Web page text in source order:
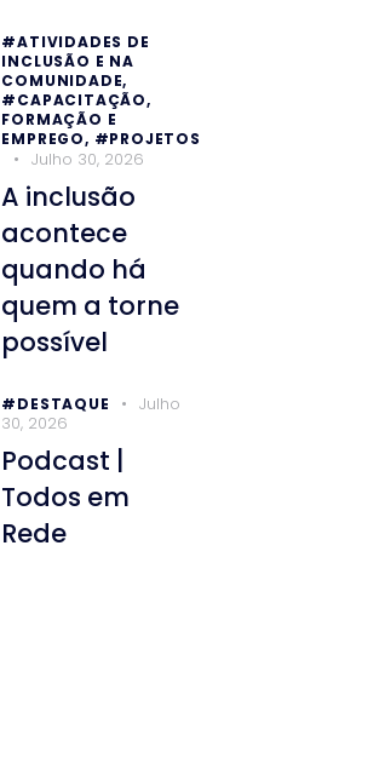
#ATIVIDADES DE
INCLUSÃO E NA
COMUNIDADE,
#CAPACITAÇÃO,
FORMAÇÃO E
EMPREGO, #PROJETOS
Julho 30, 2026
A inclusão
acontece
quando há
quem a torne
possível
#DESTAQUE
Julho
30, 2026
Podcast |
Todos em
Rede